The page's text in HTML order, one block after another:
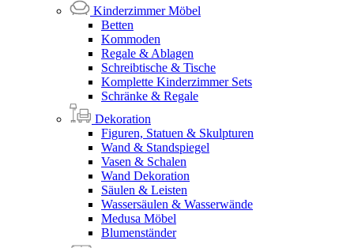
Kinderzimmer Möbel
Betten
Kommoden
Regale & Ablagen
Schreibtische & Tische
Komplette Kinderzimmer Sets
Schränke & Regale
Dekoration
Figuren, Statuen & Skulpturen
Wand & Standspiegel
Vasen & Schalen
Wand Dekoration
Säulen & Leisten
Wassersäulen & Wasserwände
Medusa Möbel
Blumenständer